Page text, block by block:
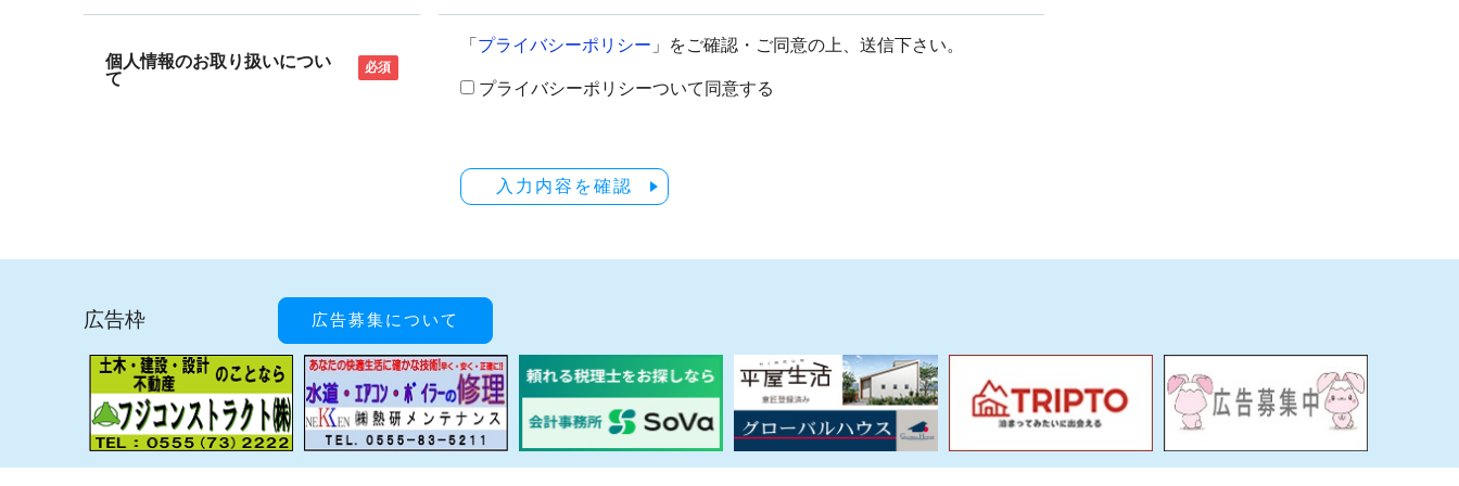
個人情報のお取り扱いについ
て
必須
「 プライバシーポリシー 」をご確認・ご同意の上、送信下さい。
プライバシーポリシーついて同意する
入力内容を確認
広告枠 広告募集について